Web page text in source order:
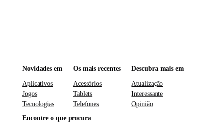
Novidades em
Aplicativos
Jogos
Tecnologias
Os mais recentes
Acessórios
Tablets
Telefones
Descubra mais em
Atualização
Interessante
Opinião
Encontre o que procura